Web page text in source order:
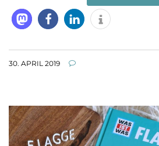
30. APRIL 2019